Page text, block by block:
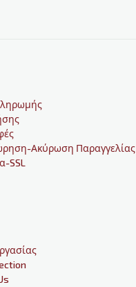
Ακύρωση Παραγγελίας
SSL